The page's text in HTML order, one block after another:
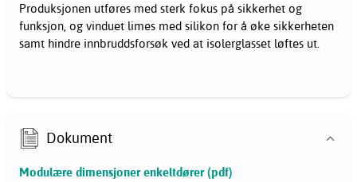
Produksjonen utføres med sterk fokus på sikkerhet og
funksjon, og vinduet limes med silikon for å øke sikkerheten
samt hindre innbruddsforsøk ved at isolerglasset løftes ut.
Dokument
Modulære dimensjoner enkeltdører (pdf)